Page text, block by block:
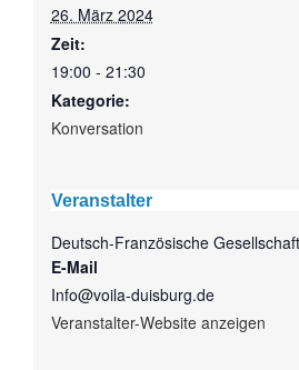
26. März 2024
Zeit:
19:00 - 21:30
Kategorie:
Konversation
Veranstalter
Deutsch-Französische
E-Mail
Info@voila-duisburg.de
Veranstalter-Website anzeigen